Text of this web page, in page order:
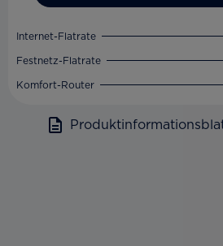
Internet-Flatrate
Festnetz-Flatrate
Komfort-Router